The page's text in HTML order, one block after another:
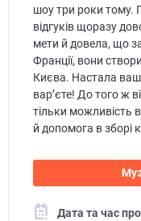
шоу три роки тому.
відгуків щоразу
мети й довела, що
Франції, вони
Києва. Настала
вар’єте! До того ж
тільки можливість
й допомога в зборі
Дата та час